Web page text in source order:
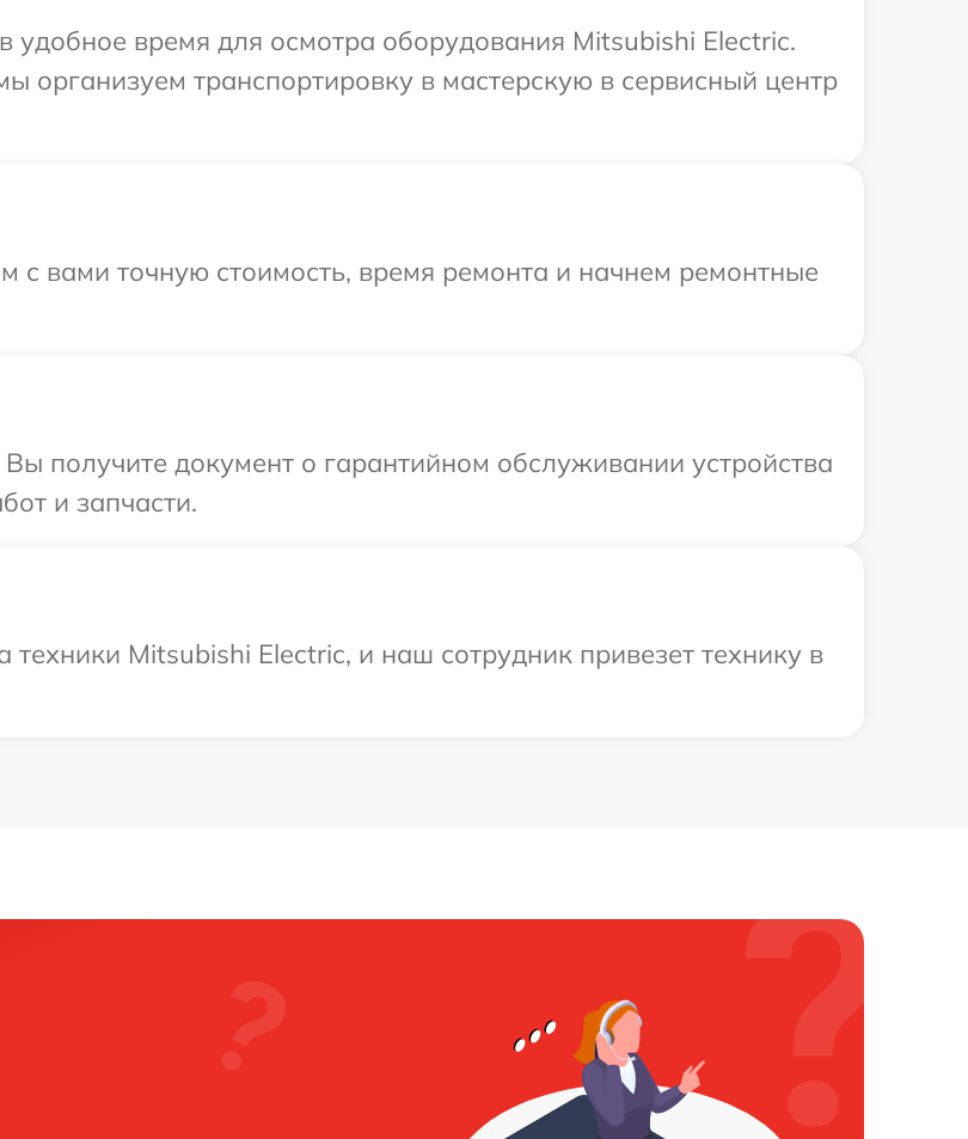
время для осмотра оборудования Mitsubishi Electric.
организуем транспортировку в мастерскую в сервисный центр
с вами точную стоимость, время ремонта и начнем ремонтные
получите документ о гарантийном обслуживании устройства
и запчасти.
Mitsubishi Electric, и наш сотрудник привезет технику в